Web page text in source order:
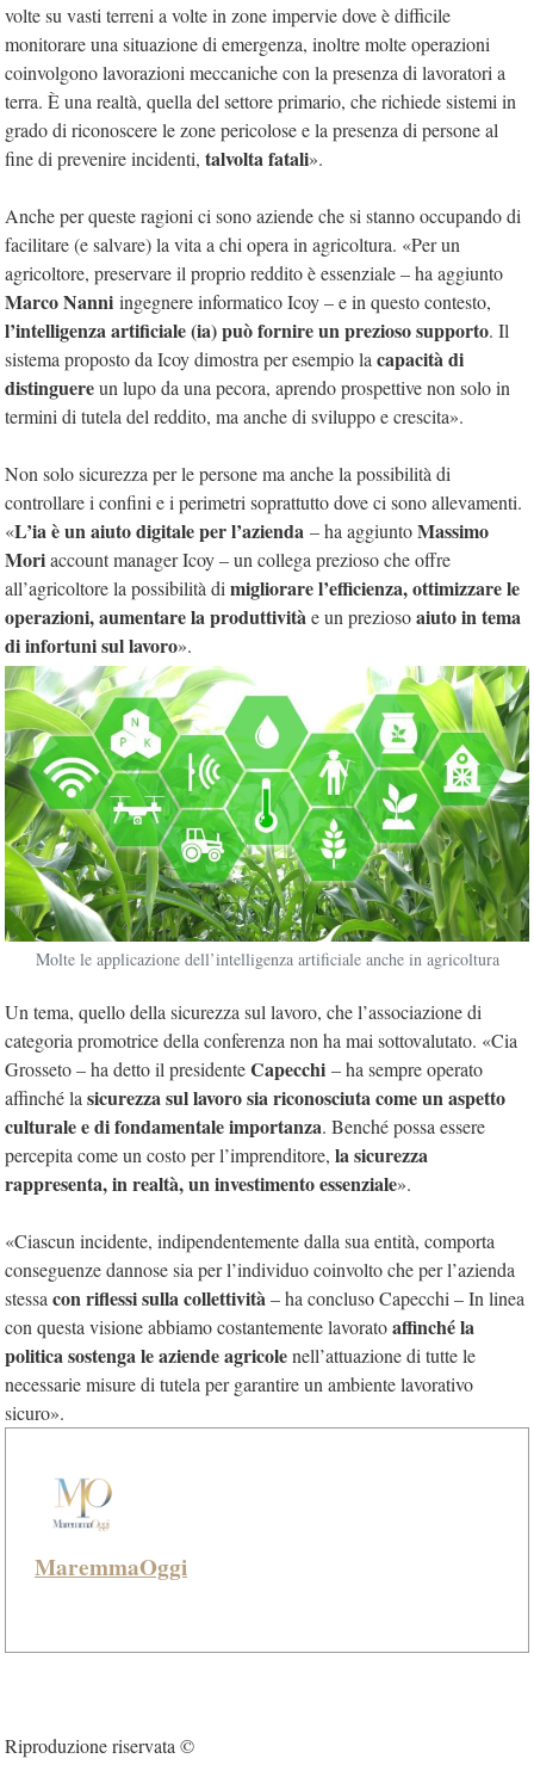
volte su vasti terreni a volte in zone impervie dove è difficile
monitorare una situazione di emergenza, inoltre molte operazioni
coinvolgono lavorazioni meccaniche con la presenza di lavoratori a
terra. È una realtà, quella del settore primario, che richiede sistemi in
grado di riconoscere le zone pericolose e la presenza di persone al
fine di prevenire incidenti, talvolta fatali».
Anche per queste ragioni ci sono aziende che si stanno occupando di
facilitare (e salvare) la vita a chi opera in agricoltura. «Per un
agricoltore, preservare il proprio reddito è essenziale – ha aggiunto
Marco Nanni ingegnere informatico Icoy – e in questo contesto,
l’intelligenza artificiale (ia) può fornire un prezioso supporto. Il
sistema proposto da Icoy dimostra per esempio lacapacità di
distinguereun lupo da una pecora, aprendo prospettive non solo in
termini di tutela del reddito, ma anche di sviluppo e crescita».
Non solo sicurezza per le persone ma anche la possibilità di
controllare i confini e i perimetri soprattutto dove ci sono allevamenti.
«L’ia è un aiuto digitale per l’azienda – ha aggiuntoMassimo
Moriaccount manager Icoy – un collega prezioso che offre
all’agricoltore la possibilità dimigliorare l’efficienza, ottimizzare le
operazioni, aumentare la produttivitàe un preziosoaiuto in tema
di infortuni sul lavoro».
Molte le applicazione dell’intelligenza artificiale anche in agricoltura
Un tema, quello della sicurezza sul lavoro, che l’associazione di
categoria promotrice della conferenza non ha mai sottovalutato. «Cia
Grosseto – ha detto il presidenteCapecchi – ha sempre operato
affinché lasicurezza sul lavoro sia riconosciuta come un aspetto
culturale e di fondamentale importanza. Benché possa essere
percepita come un costo per l’imprenditore, la sicurezza
rappresenta, in realtà, un investimento essenziale».
«Ciascun incidente, indipendentemente dalla sua entità, comporta
conseguenze dannose sia per l’individuo coinvolto che per l’azienda
stessacon riflessi sulla collettività– ha concluso Capecchi – In linea
con questa visione abbiamo costantemente lavoratoaffinché la
politica sostenga le aziende agricolenell’attuazione di tutte le
necessarie misure di tutela per garantire un ambiente lavorativo
sicuro».
MaremmaOggi
Riproduzione riservata ©